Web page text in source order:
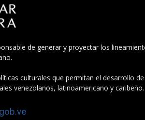
de generar y proyectar los
culturales que permitan el desarrollo de
venezolanos, latinoamericano y caribeño.